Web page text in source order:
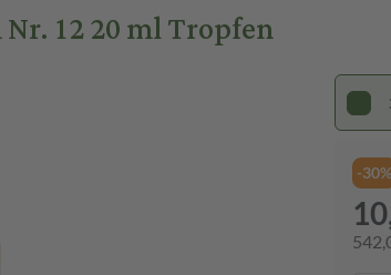
12 20 ml Tropfen
-30%